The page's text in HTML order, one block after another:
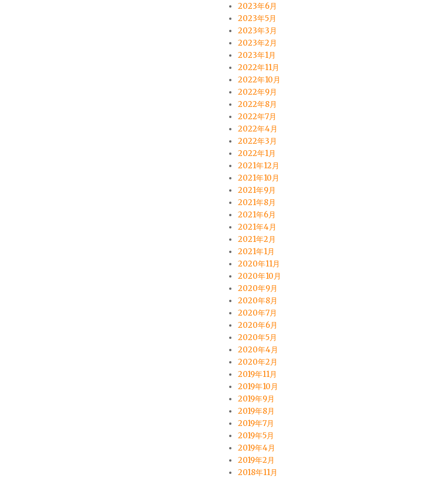
2023年6月
2023年5月
2023年3月
2023年2月
2023年1月
2022年11月
2022年10月
2022年9月
2022年8月
2022年7月
2022年4月
2022年3月
2022年1月
2021年12月
2021年10月
2021年9月
2021年8月
2021年6月
2021年4月
2021年2月
2021年1月
2020年11月
2020年10月
2020年9月
2020年8月
2020年7月
2020年6月
2020年5月
2020年4月
2020年2月
2019年11月
2019年10月
2019年9月
2019年8月
2019年7月
2019年5月
2019年4月
2019年2月
2018年11月